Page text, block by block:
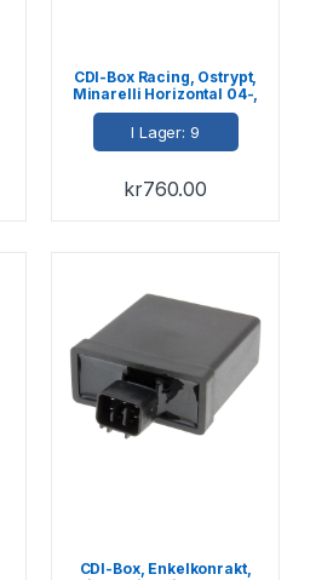
CDI-Box Racing, Ostrypt,
Minarelli Horizontal 04-,
MBK / Yamaha, (kabel
Blå/Vit)
I Lager: 9
kr760.00
CDI-Box, Enkelkonrakt,